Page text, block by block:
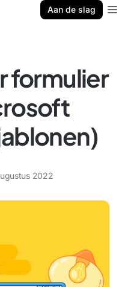
Aan de slag
formulier
2022